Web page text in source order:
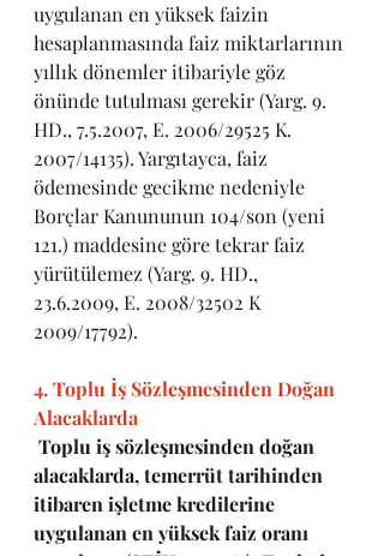
uygulanan en yüksek faizin
hesaplanmasında faiz miktarlarının
yıllık dönemler itibariyle göz
önünde tutulması gerekir (Yarg. 9.
HD., 7.5.2007, E. 2006/29525 K.
2007/14135). Yargıtayca, faiz
ödemesinde gecikme nedeniyle
Borçlar Kanununun 104/son (yeni
121.) maddesine göre tekrar faiz
yürütülemez (Yarg. 9. HD.,
23.6.2009, E. 2008/32502 K
2009/17792).
4. Toplu İş Sözleşmesinden Doğan
Alacaklarda
Toplu iş sözleşmesinden doğan
alacaklarda, temerrüt tarihinden
itibaren işletme kredilerine
uygulanan en yüksek faiz oranı